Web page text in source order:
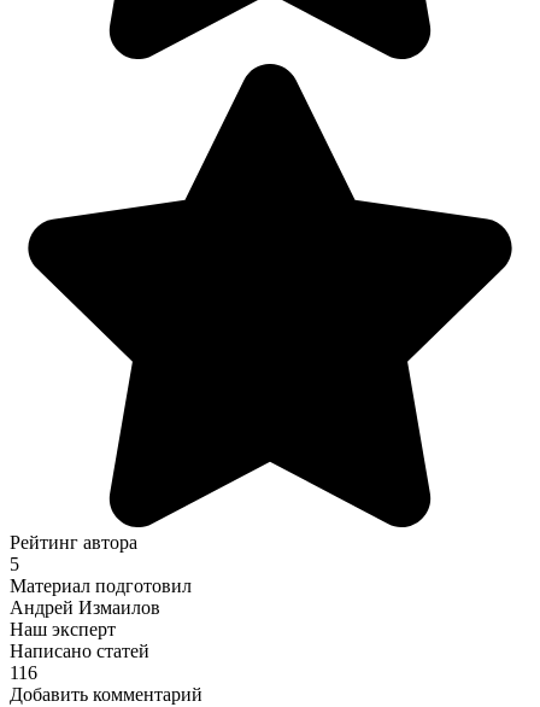
Рейтинг автора
5
Материал подготовил
Андрей Измаилов
Наш эксперт
Написано статей
116
Добавить комментарий